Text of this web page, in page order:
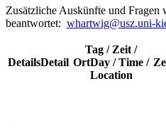
Zusätzliche Auskünfte und Fragen
beantwortet: whartwig@usz.uni-
DetailsDetail
Tag / Zeit /
OrtDay / Time /
Location